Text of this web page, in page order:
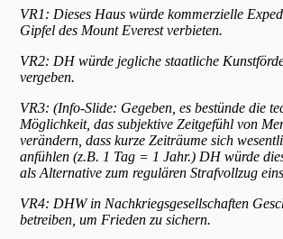
VR1: Dieses Haus würde kommerzielle
Gipfel des Mount Everest verbieten.
VR2: DH würde jegliche staatliche
vergeben.
VR3: (Info-Slide: Gegeben, es bestünde die
Möglichkeit, das subjektive Zeitgefühl von
verändern, dass kurze Zeiträume sich
anfühlen (z.B. 1 Tag = 1 Jahr.) DH würde
als Alternative zum regulären Strafvollzug
VR4: DHW in Nachkriegsgesellschaften
betreiben, um Frieden zu sichern.